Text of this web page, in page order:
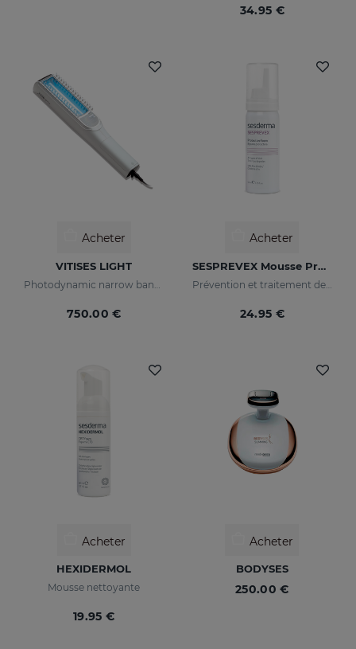
34.95 €
Acheter
VITISES LIGHT
750.00 €
Acheter
SESPREVEX Mousse Protectrice
Prévention et traitement des irritations et brûlures de toutes sortes.
24.95 €
Acheter
HEXIDERMOL
Mousse nettoyante
19.95 €
Acheter
BODYSES
250.00 €